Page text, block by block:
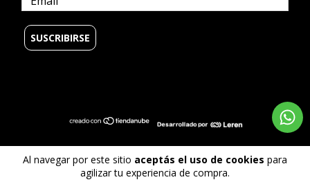
Al navegar por este sitio aceptás el uso de cookies para
agilizar tu experiencia de compra.
© Copyright Billabong Argentina - 2026
Todos los derechos reservados.